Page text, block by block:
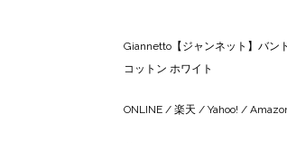
Giannetto【ジャンネット】バン
コットン ホワイト
ONLINE /楽天 /Yahoo! /